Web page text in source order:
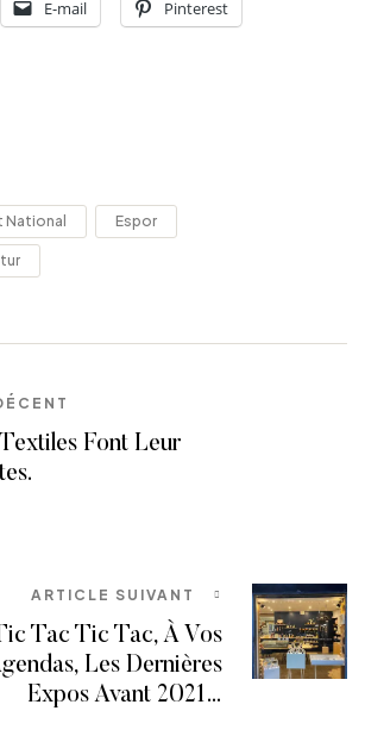
E-mail Pinterest
National Espor
Font Leur
ARTICLE SUIVANT
Tac Tic Tac, À Vos
Les Dernières
Expos Avant 2021…